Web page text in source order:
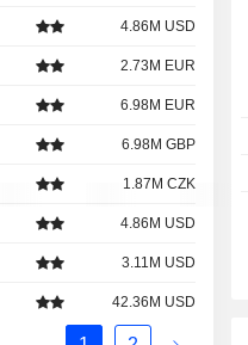
4.86M USD
2.73M EUR
6.98M EUR
6.98M GBP
1.87M CZK
4.86M USD
3.11M USD
42.36M USD